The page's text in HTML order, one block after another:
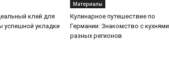
клей для
успешной укладки
Материалы
Кулинарное путешествие по
Германии: Знакомство с кухнями
разных регионов